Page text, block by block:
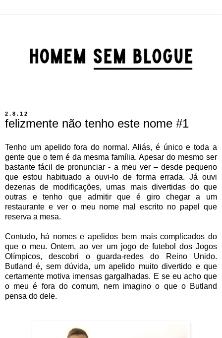
2.8.12
felizmente não tenho este nome #1
Tenho um apelido fora do normal. Aliás, é único e toda a
gente que o tem é da mesma família. Apesar do mesmo ser
bastante fácil de pronunciar - a meu ver – desde pequeno
que estou habituado a ouvi-lo de forma errada. Já ouvi
dezenas de modificações, umas mais divertidas do que
outras e tenho que admitir que é giro chegar a um
restaurante e ver o meu nome mal escrito no papel que
reserva a mesa.
Contudo, há nomes e apelidos bem mais complicados do
que o meu. Ontem, ao ver um jogo de futebol dos Jogos
Olímpicos, descobri o guarda-redes do Reino Unido.
Butland é, sem dúvida, um apelido muito divertido e que
certamente motiva imensas gargalhadas. E se eu acho que
o meu é fora do comum, nem imagino o que o Butland
pensa do dele.